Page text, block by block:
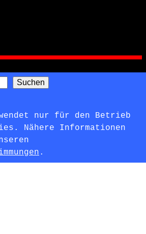
nur für den Betrieb
Nähere Informationen
.